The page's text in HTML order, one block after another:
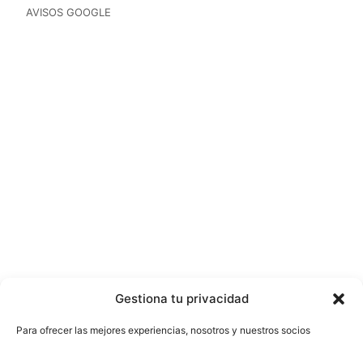
Gestiona tu privacidad
Para ofrecer las mejores experiencias, nosotros y nuestros socios
AVISOS GOOGLE